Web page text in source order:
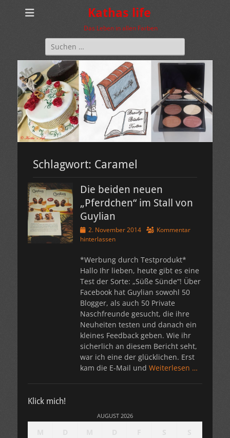
Kathas life
Das Leben in allen Farben
Suchen
nach:
Schlagwort: Caramel
Die beiden neuen
„Pferdchen“ im Stall von
Guylian
Veröffentlicht
am
2. November 2014
Kommentar
hinterlassen
*Werbung durch Testprodukt*
Hallo Ihr lieben, heute gibt es eine
Test der Sorte: „Süße Sünde“! Über
Facebook hat Guylian sowohl 50
Blogger, als auch 50 Private
Naschfreunde gesucht, die ihre
Neuheiten testen und danach ein
kleines Feedback geben. Wie ihr
sicherlich an diesem Bericht seht,
war ich eine der glücklichen. Erst
kam die E-Mail und Weiterlesen …
Klick mich!
AUGUST 2026